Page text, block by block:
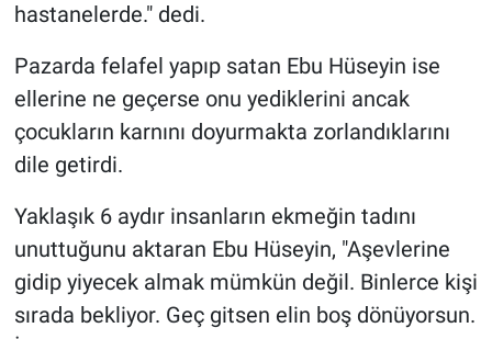
hastanelerde." dedi.
Pazarda felafel yapıp satan Ebu Hüseyin ise
ellerine ne geçerse onu yediklerini ancak
çocukların karnını doyurmakta zorlandıklarını
dile getirdi.
Yaklaşık 6 aydır insanların ekmeğin tadını
unuttuğunu aktaran Ebu Hüseyin, "Aşevlerine
gidip yiyecek almak mümkün değil. Binlerce kişi
sırada bekliyor. Geç gitsen elin boş dönüyorsun.